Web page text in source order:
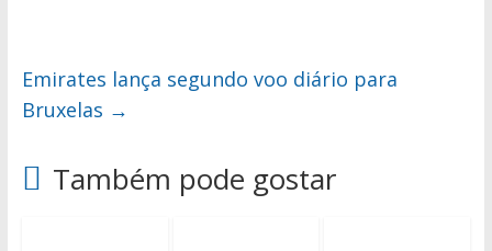
Emirates lança segundo voo diário para
Bruxelas →
Também pode gostar